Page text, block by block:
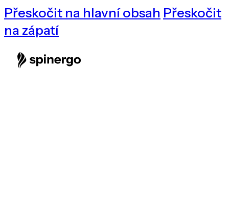
Přeskočit na hlavní obsah Přeskočit
na zápatí